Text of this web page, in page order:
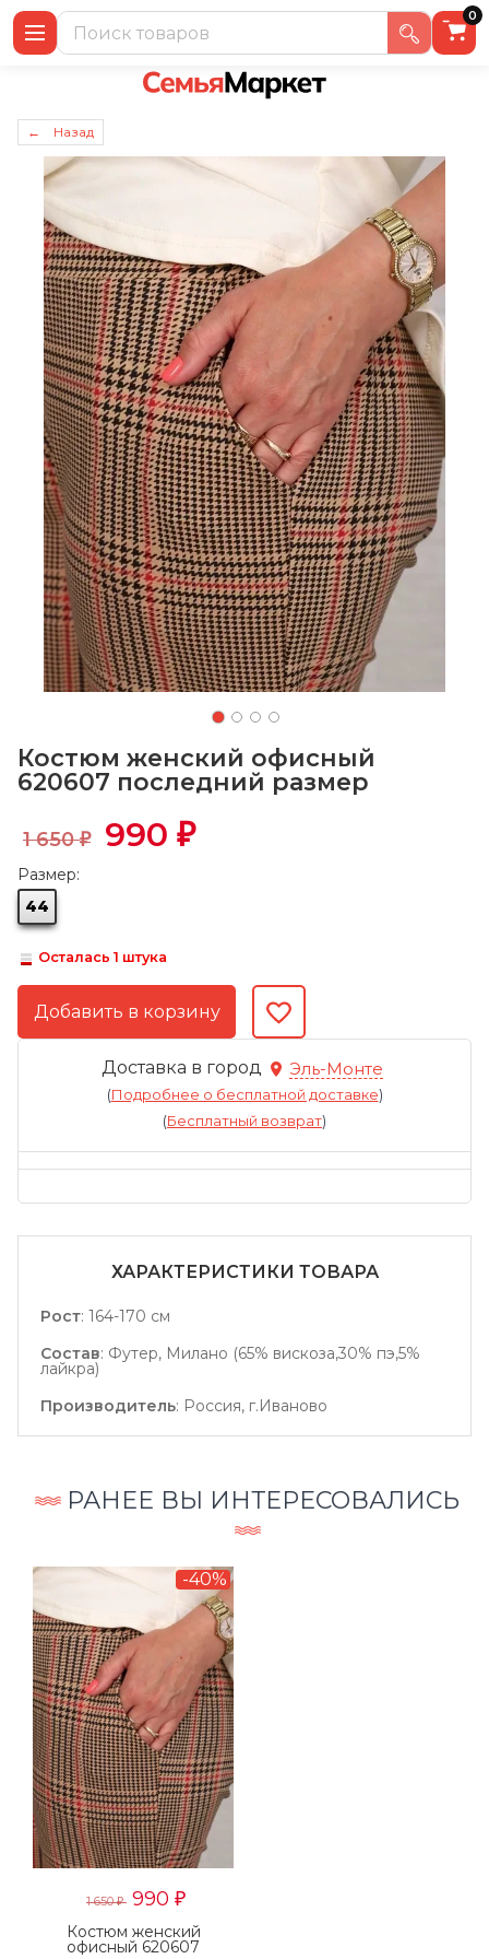
0
← Назад
Костюм женский офисный
620607 последний размер
1 650₽ 990 ₽
Размер:
44
Осталась 1 штука
Доставка в город Эль-Монте
(Подробнее о бесплатной доставке)
(Бесплатный возврат)
ХАРАКТЕРИСТИКИ ТОВАРА
Рост: 164-170 см
Состав: Футер, Милано (65% вискоза,30% пэ,5%
лайкра)
Производитель: Россия, г.Иваново
РАНЕЕ ВЫ ИНТЕРЕСОВАЛИСЬ
-40%
1 650₽ 990 ₽
Костюм женский
офисный 620607